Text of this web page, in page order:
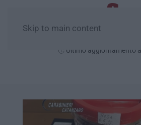
Skip to main content
Ultimo aggiornamento